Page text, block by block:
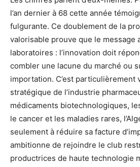
l’an dernier à 68 cette année
fulgurante. Ce doublement de la
valorisable prouve que le message
laboratoires : l’innovation doit
combler une lacune du marché ou
importation. C’est particulièrement
stratégique de l’industrie
médicaments biotechnologiques,
le cancer et les maladies rares,
seulement à réduire sa facture
ambitionne de rejoindre le club
productrices de haute technologie